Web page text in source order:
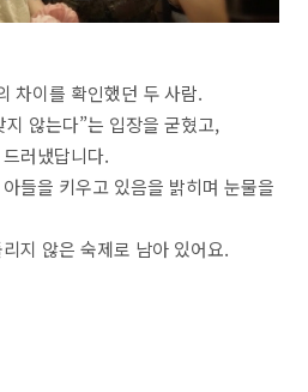
차이를 확인했던 두 사람.
않는다”는 입장을 굳혔고,
러냈답니다.
들을 키우고 있음을 밝히며 눈물을
지 않은 숙제로 남아 있어요.